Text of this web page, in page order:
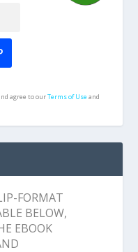
agree to ourTerms of Useand
FORMAT
BELOW,
EBOOK